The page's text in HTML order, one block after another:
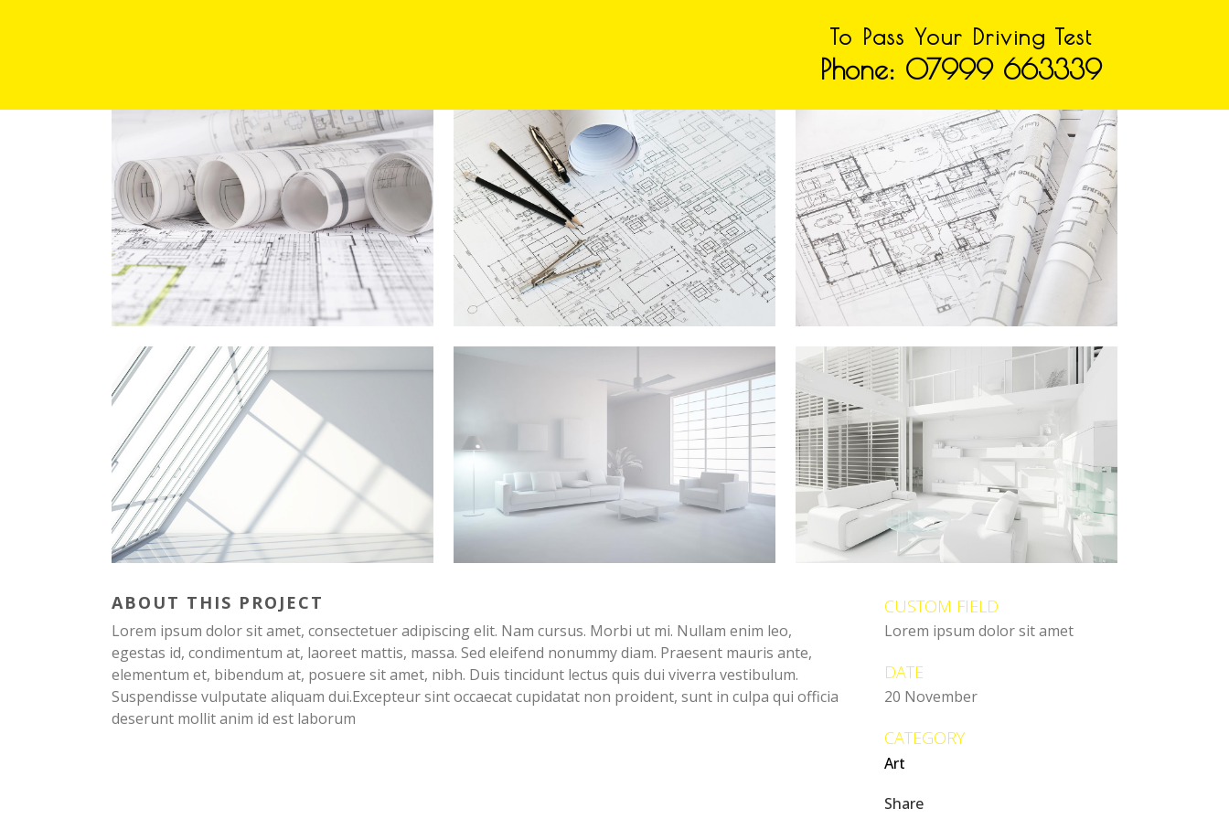
To Pass Your Driving Test
Phone: 07999 663339
ABOUT THIS PROJECT
Lorem ipsum dolor sit amet, consectetuer adipiscing elit. Nam cursus. Morbi ut mi. Nullam enim leo,
egestas id, condimentum at, laoreet mattis, massa. Sed eleifend nonummy diam. Praesent mauris ante,
elementum et, bibendum at, posuere sit amet, nibh. Duis tincidunt lectus quis dui viverra vestibulum.
Suspendisse vulputate aliquam dui.Excepteur sint occaecat cupidatat non proident, sunt in culpa qui officia
deserunt mollit anim id est laborum
CUSTOM FIELD
Lorem ipsum dolor sit amet
DATE
20 November
CATEGORY
Art
Share